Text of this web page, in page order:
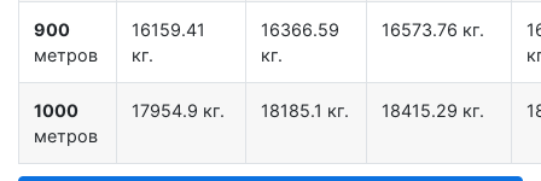
900
метров
16159.41
кг.
16366.59
кг.
16573.76 кг.
1000
метров
17954.9 кг. 18185.1 кг. 18415.29 кг.